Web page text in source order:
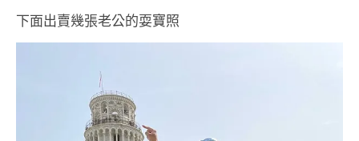
下面出賣幾張老公的耍寶照